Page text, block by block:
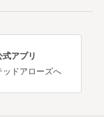
アプリ
ッドアローズへ